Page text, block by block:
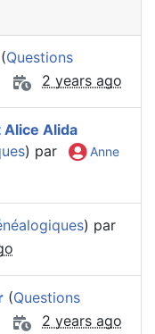
(Questions
2 years ago
Alida
) par
Anne
) par
(Questions
2 years ago